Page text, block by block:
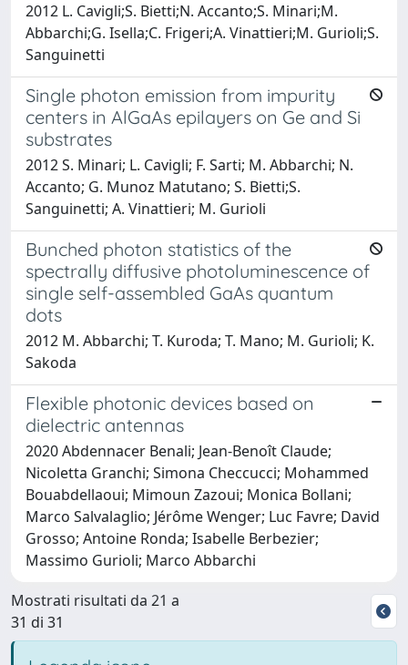
2012 L. Cavigli;S. Bietti;N. Accanto;S. Minari;M.
Abbarchi;G. Isella;C. Frigeri;A. Vinattieri;M. Gurioli;S.
Sanguinetti
Single photon emission from impurity
centers in AlGaAs epilayers on Ge and Si
substrates
2012 S. Minari; L. Cavigli; F. Sarti; M. Abbarchi; N.
Accanto; G. Munoz Matutano; S. Bietti;S.
Sanguinetti; A. Vinattieri; M. Gurioli
Bunched photon statistics of the
spectrally diffusive photoluminescence of
single self-assembled GaAs quantum
dots
2012 M. Abbarchi; T. Kuroda; T. Mano; M. Gurioli; K.
Sakoda
Flexible photonic devices based on
dielectric antennas
2020 Abdennacer Benali; Jean-Benoît Claude;
Nicoletta Granchi; Simona Checcucci; Mohammed
Bouabdellaoui; Mimoun Zazoui; Monica Bollani;
Marco Salvalaglio; Jérôme Wenger; Luc Favre; David
Grosso; Antoine Ronda; Isabelle Berbezier;
Massimo Gurioli; Marco Abbarchi
Mostrati risultati da 21 a
31 di 31